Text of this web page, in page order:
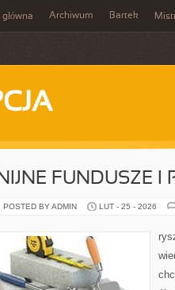
Archiwum Bartek
FUNDUSZE I
POSTED BY ADMIN LUT - 25 - 2026